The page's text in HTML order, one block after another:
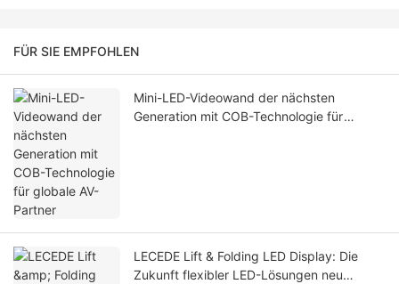
FÜR SIE EMPFOHLEN
Mini-LED-Videowand der nächsten
Generation mit COB-Technologie für
LECEDE Lift & Folding LED Display: Die
Zukunft flexibler LED-Lösungen neu